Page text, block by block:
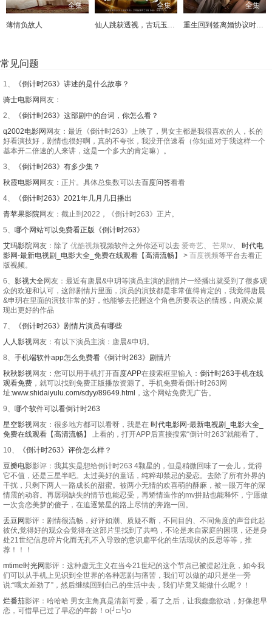
全集
薄情负故人
全集
仙人跳获透视，古玩玉器我全拿捏
全集
重生回到签离婚协议时，不离了
常见问题
1、
《倒计时263》讲述的是什么故事？
骑士电影网网友：
2、
《倒计时263》这部剧中的台词，你怎么看？
q2002电影网网友：最近《倒计时263》上映了，男女主都是我很喜欢的人，长的
好看演技好，剧情也很好啊，真的不夸张，我没开倍速看（你知道对于我这样一个
基本开二倍速的人来讲，这是一个多大的肯定嘛）。
3、
《倒计时263》有多少集？
秋霞电影网网友：正片。具体总集数可以去百度问答看看
4、
《倒计时263》2021年几月几日播出
青苹果影院网友：截止到2022，《倒计时263》正片。
5、 哪个网站可以免费看正版《倒计时263》
艾玛影院网友：除了 优酷视频视频软件之外你还可以去 爱奇艺、 芒果tv、 时代电
影网-最新电视剧_电影大全_免费在线观看【高清流畅】 > 百度视频等平台去看正
版视频。
6、 影视大全网友：最近有唐晨&申玥等演员主演的剧情片一经播出就受到了很多观
众的欢迎和认可，这部剧情片里面，演员的演技都是非常值得肯定的，我觉得唐晨
&申玥在里面的演技非常的好，他能够去把握这个角色所要表达的情感，向观众展
现出更好的作品
7、
《倒计时263》剧情片演员有哪些
人人影视网友：有以下演员主演：唐晨&申玥。
8、 手机端软件app怎么免费看《倒计时263》剧情片
秋秋影视网友：您可以用手机打开百度APP在搜索框里输入： 倒计时263手机在线
观看免费 ，就可以找到免费正版播放资源了。手机免费看倒计时263网
址:www.shidaiyulu.com/sdyy/89649.html ，这个网站免费无广告。
9、 哪个软件可以看倒计时263
星空影视网友：很多地方都可以看呀，我是在 时代电影网-最新电视剧_电影大全_
免费在线观看【高清流畅】
上看的，打开APP后直接搜索“倒计时263”就能看了。
10、
《倒计时263》评价怎么样？
豆瓣电影影评：我其实是想给倒计时263 4颗星的，但是稍微回味了一会儿，觉得
它不值，还是三星半吧。太过美好的童话，纯粹却禁忌的爱恋。去除了所有外界的
干扰，只剩下两人一路成长的甜蜜。被两小无猜的欢喜萌的酥麻，被一眼万年的深
情震的动容。再孱弱缺失的情节也能忍受，再矫情造作的mv拼贴也能释怀，宁愿做
一次贪恋美梦的傻子，在追逐繁星的路上尽情的奔跑一回。
丢豆网影评：剧情很流畅，好评如潮、质疑不断，不同目的、不同角度的声音此起
彼伏,觉得好的观众会觉得在这部片里找到了共鸣，不论是来自家庭的困境，还是身
处21世纪信息碎片化而无孔不入导致的意识扁平化的生活现状的反思等等，推
荐！！！
mtime时光网影评：这种虚无主义在当今21世纪的这个节点已被提起注意，如今我
们可以从手机上见识到全世界的各种悲剧与痛苦，我们可以做的却只是坐一旁
说:“哦太差劲了”，然后继续回到自己的生活中去，我们毕竟又能做什么呢？！
烂番茄影评：哈哈哈 男女主角真是清新可爱，看了之后，让我蠢蠢欲动，好像想早
恋，可惜早已过了早恋的年龄！o(╯□╰)o